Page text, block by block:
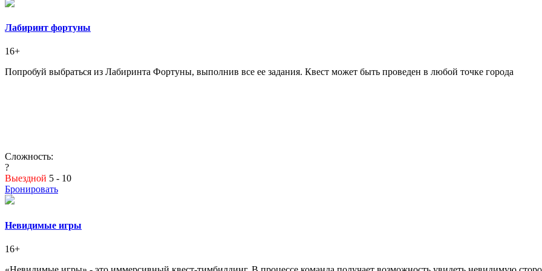
Лабиринт фортуны
16+
Попробуй выбраться из Лабиринта Фортуны, выполнив все ее задания. Квест может быть проведен в любой точке города
Сложность:
?
Выездной 5 - 10
Бронировать
Невидимые игры
16+